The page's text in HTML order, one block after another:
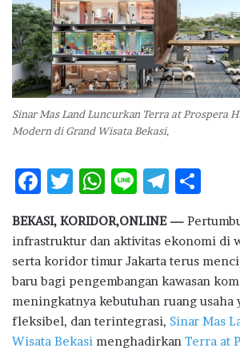
m
a
i
l
Sinar Mas Land Luncurkan Terra at Prospera
Modern di Grand Wisata Bekasi,
F
e
b
o
o
k
T
it
te
r
W
at
s
A
p
p
Li
e
T
e
g
ra
m
ar
e
BEKASI, KORIDOR,ONLINE —
infrastruktur dan aktivitas ekonomi di
serta koridor timur Jakarta terus
baru bagi pengembangan kawasan
meningkatnya kebutuhan ruang usaha
fleksibel, dan terintegrasi, Sinar Mas
Wisata Bekasi menghadirkan Terra at